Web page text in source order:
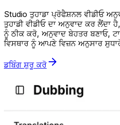
Studio ਤੁਹਾਡਾ ਪ੍ਰੋਫੈਸ਼ਨਲ ਵੀਡੀਓ
ਤੁਹਾਡੀ ਵੀਡੀਓ ਦਾ ਅਨੁਵਾਦ ਕਰ ਲੈਂਦਾ
ਨੂੰ ਠੀਕ ਕਰੋ, ਅਨੁਵਾਦ ਬੇਹਤਰ ਬਣਾਓ,
ਵਿਸਥਾਰ ਨੂੰ ਆਪਣੇ ਵਿਜ਼ਨ ਅਨੁਸਾਰ
ਡਬਿੰਗ ਸ਼ੁਰੂ ਕਰੋ